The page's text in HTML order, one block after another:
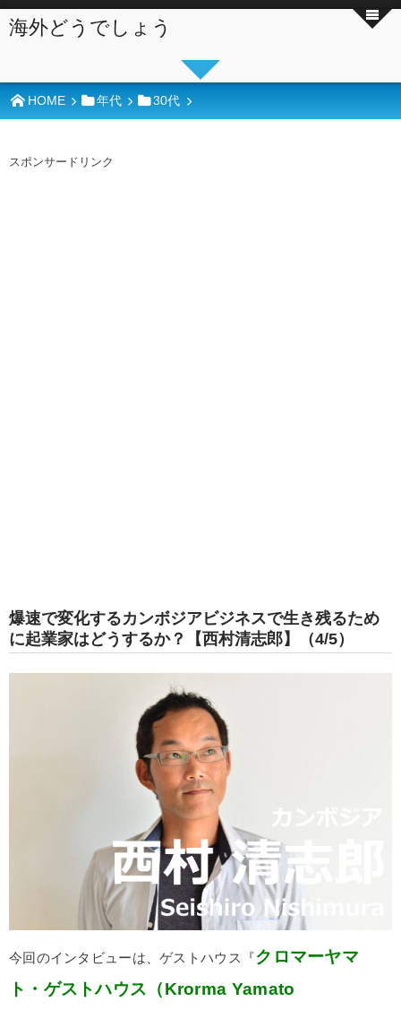
海外どうでしょう
HOME 年代 30代
スポンサードリンク
爆速で変化するカンボジアビジネスで生き残るため
に起業家はどうするか？【西村清志郎】（4/5）
今回のインタビューは、ゲストハウス『クロマーヤマ
ト・ゲストハウス（Krorma Yamato